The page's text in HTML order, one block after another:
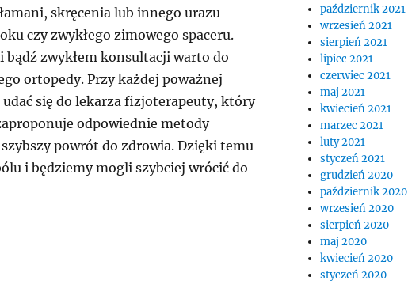
skręcenia lub innego urazu
czy zwykłego zimowego spaceru.
zwykłem konsultacji warto do
ortopedy. Przy każdej poważnej
się do lekarza fizjoterapeuty, który
odpowiednie metody
powrót do zdrowia. Dzięki temu
i będziemy mogli szybciej wrócić do
październik 2021
wrzesień 2021
sierpień 2021
lipiec 2021
czerwiec 2021
maj 2021
kwiecień 2021
marzec 2021
luty 2021
styczeń 2021
grudzień 2020
październik 2020
wrzesień 2020
sierpień 2020
maj 2020
kwiecień 2020
styczeń 2020